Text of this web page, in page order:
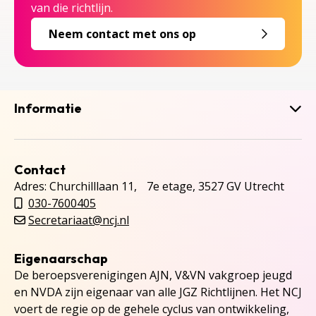
van die richtlijn.
Neem contact met ons op
Informatie
Contact
Adres: Churchilllaan 11, 7e etage, 3527 GV Utrecht
030-7600405
Secretariaat@ncj.nl
Eigenaarschap
De beroepsverenigingen AJN, V&VN vakgroep jeugd
en NVDA zijn eigenaar van alle JGZ Richtlijnen. Het NCJ
voert de regie op de gehele cyclus van ontwikkeling,